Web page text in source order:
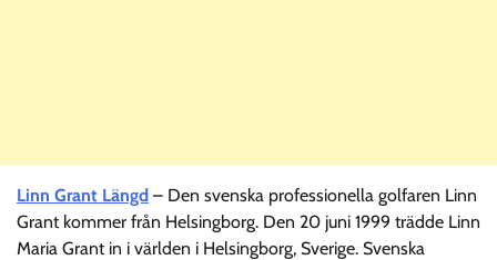
Linn Grant Längd – Den svenska professionella golfaren Linn
Grant kommer från Helsingborg. Den 20 juni 1999 trädde Linn
Maria Grant in i världen i Helsingborg, Sverige. Svenska